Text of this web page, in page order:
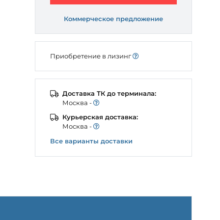
Коммерческое предложение
Приобретение в лизинг
Доставка ТК до терминала:
Моcква -
Курьерская доставка:
Моcква -
Все варианты доставки